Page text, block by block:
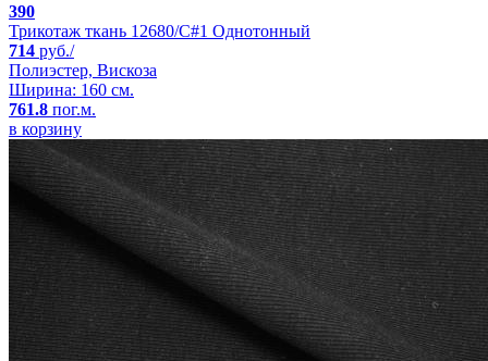
390
Трикотаж ткань 12680/C#1 Однотонный
714 руб./
Полиэстер, Вискоза
Ширина: 160 см.
761.8 пог.м.
в корзину